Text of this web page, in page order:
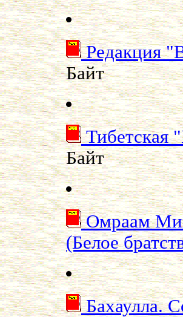
Редакция
Байт
Тибетская
Байт
Омраам
(Белое
Бахаулла.